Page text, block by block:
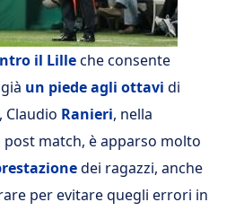
il Lilleche consente
un piede agli ottavi di
Claudio Ranieri, nella
match, è apparso molto
dei ragazzi, anche
per evitare quegli errori in